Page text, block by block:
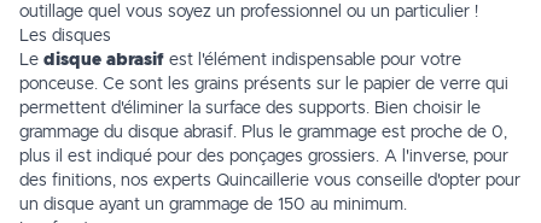
outillage quel vous soyez un professionnel ou un particulier !
Les disques
Le disque abrasif est l'élément indispensable pour votre
ponceuse. Ce sont les grains présents sur le papier de verre qui
permettent d'éliminer la surface des supports. Bien choisir le
grammage du disque abrasif. Plus le grammage est proche de 0,
plus il est indiqué pour des ponçages grossiers. A l'inverse, pour
des finitions, nos experts Quincaillerie vous conseille d'opter pour
un disque ayant un grammage de 150 au minimum.